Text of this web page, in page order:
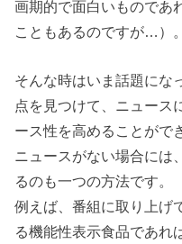
画期的で面白いものであ
こともあるのですが…）。
そんな時はいま話題にな
点を見つけて、ニュース
ース性を高めることがで
ニュースがない場合には
るのも一つの方法です。
例えば、番組に取り上げ
る機能性表示食品であれ